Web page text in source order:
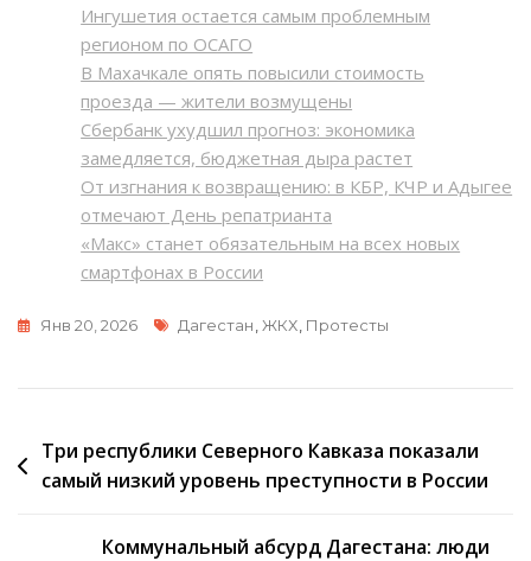
Ингушетия остается самым проблемным
регионом по ОСАГО
В Махачкале опять повысили стоимость
проезда — жители возмущены
Сбербанк ухудшил прогноз: экономика
замедляется, бюджетная дыра растет
От изгнания к возвращению: в КБР, КЧР и Адыгее
отмечают День репатрианта
«Макс» станет обязательным на всех новых
смартфонах в России
Янв 20, 2026 Метки
Дагестан ЖКХ Протесты
Навигация
по
Три республики Северного Кавказа показали
самый низкий уровень преступности в России
Коммунальный абсурд Дагестана: люди